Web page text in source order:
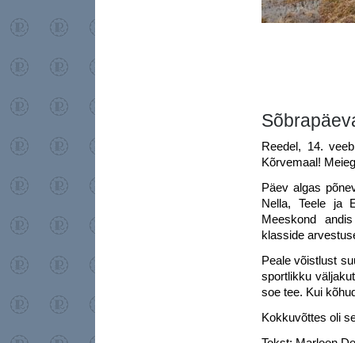
Reedel, 14.
Kõrvemaal!
Päev algas
Nella, Teele ja
Meeskond
klasside
Peale võistlust
sportlikku
soe tee. Kui
Kokkuvõttes oli